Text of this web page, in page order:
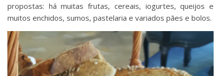
propostas: há muitas frutas, cereais, iogurtes, queijos e
muitos enchidos, sumos, pastelaria e variados pães e bolos.